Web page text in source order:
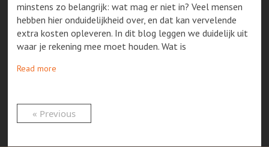
minstens zo belangrijk: wat mag er niet in? Veel mensen
hebben hier onduidelijkheid over, en dat kan vervelende
extra kosten opleveren. In dit blog leggen we duidelijk uit
waar je rekening mee moet houden. Wat is
Read more
« Previous